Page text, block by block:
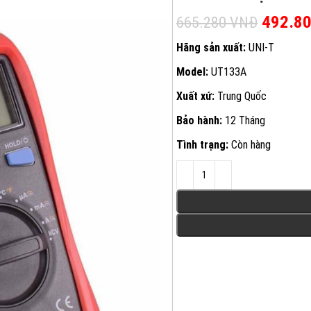
665.280VNĐ Giá
Hãng sản xuất: UNI-T
Model: UT133A
Xuất xứ: Trung Quốc
Bảo hành: 12 Tháng
Tình trạng: Còn hàng